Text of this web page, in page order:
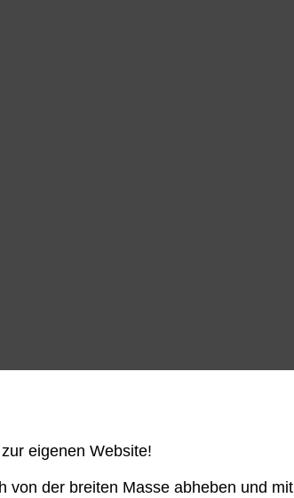
eigenen Website!
von der breiten Masse abheben und mit